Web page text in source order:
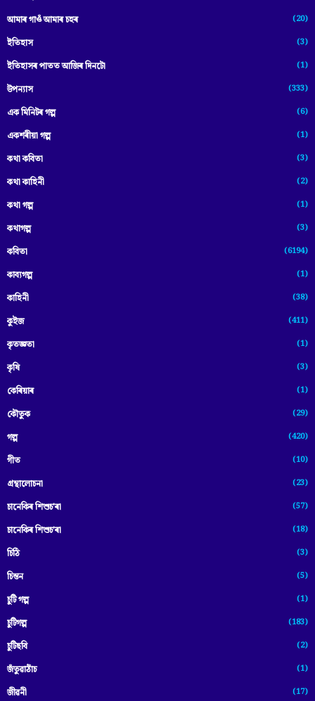
আমাৰ গাওঁ আমাৰ চহৰ (20)
ইতিহাস (3)
ইতিহাসৰ পাতত আজিৰ দিনটো (1)
উপন্যাস (333)
এক মিনিটৰ গল্প (6)
একশৰীয়া গল্প (1)
কথা কবিতা (3)
কথা কাহিনী (2)
কথা গল্প (1)
কথাগল্প (3)
কবিতা (6194)
কাব্যগল্প (1)
কাহিনী (38)
কুইজ (411)
কৃতজ্ঞতা (1)
কৃষি (3)
কেৰিয়াৰ (1)
কৌতুক (29)
গল্প (420)
গীত (10)
গ্ৰন্থালোচনা (23)
চানেকিৰ শিশুচ'ৰা (57)
চানেকিৰ শিশুচ’ৰা (18)
চিঠি (3)
চিন্তন (5)
চুটি গল্প (1)
চুটিগল্প (183)
চুটিছবি (2)
জঁতুৱাঠাঁচ (1)
জীৱনী (17)